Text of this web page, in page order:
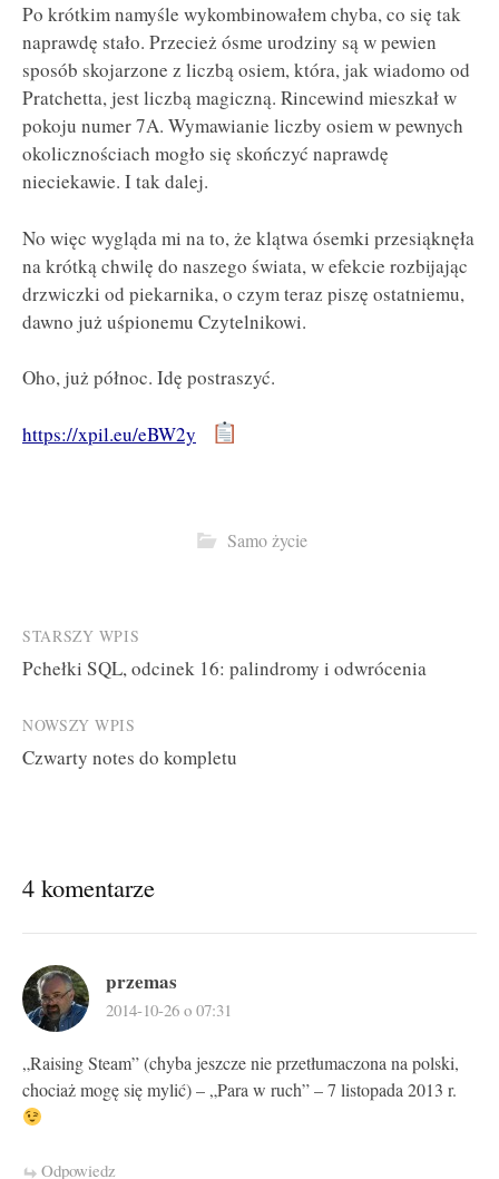
Po krótkim namyśle wykombinowałem chyba, co się tak
naprawdę stało. Przecież ósme urodziny są w pewien
sposób skojarzone z liczbą osiem, która, jak wiadomo od
Pratchetta, jest liczbą magiczną. Rincewind mieszkał w
pokoju numer 7A. Wymawianie liczby osiem w pewnych
okolicznościach mogło się skończyć naprawdę
nieciekawie. I tak dalej.
No więc wygląda mi na to, że klątwa ósemki przesiąknęła
na krótką chwilę do naszego świata, w efekcie rozbijając
drzwiczki od piekarnika, o czym teraz piszę ostatniemu,
dawno już uśpionemu Czytelnikowi.
Oho, już północ. Idę postraszyć.
https://xpil.eu/eBW2y
Samo życie
Post
navigation
STARSZY WPIS
Pchełki SQL, odcinek 16: palindromy i odwrócenia
NOWSZY WPIS
Czwarty notes do kompletu
4 komentarze
przemas
2014-10-26 o 07:31
„Raising Steam” (chyba jeszcze nie przetłumaczona na polski,
chociaż mogę się mylić) – „Para w ruch” – 7 listopada 2013 r.
Odpowiedz